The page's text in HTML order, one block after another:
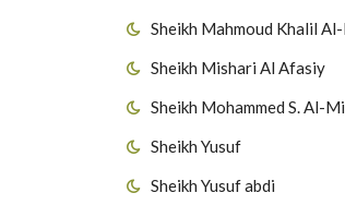
Sheikh Mahmoud Khalil
Sheikh Mishari Al Afasiy
Sheikh Mohammed S. Al-
Sheikh Yusuf
Sheikh Yusuf abdi